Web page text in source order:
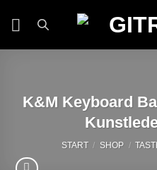
K&M Keyboard
START / SHOP /